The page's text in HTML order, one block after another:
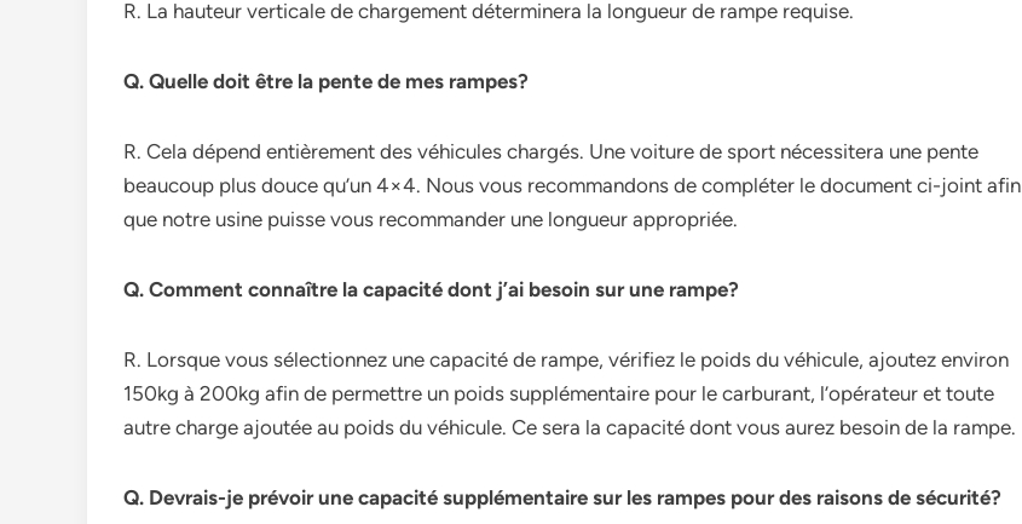
R. La hauteur verticale de chargement déterminera la longueur de rampe requise.
Q. Quelle doit être la pente de mes rampes?
R. Cela dépend entièrement des véhicules chargés. Une voiture de sport nécessitera une pente
beaucoup plus douce qu’un 4×4. Nous vous recommandons de compléter le document ci-joint afin
que notre usine puisse vous recommander une longueur appropriée.
Q. Comment connaître la capacité dont j’ai besoin sur une rampe?
R. Lorsque vous sélectionnez une capacité de rampe, vérifiez le poids du véhicule, ajoutez environ
150kg à 200kg afin de permettre un poids supplémentaire pour le carburant, l’opérateur et toute
autre charge ajoutée au poids du véhicule. Ce sera la capacité dont vous aurez besoin de la rampe.
Q. Devrais-je prévoir une capacité supplémentaire sur les rampes pour des raisons de sécurité?